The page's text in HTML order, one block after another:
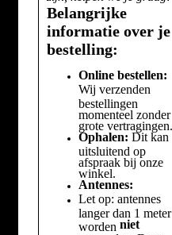
Belangrijke
informatie over je
bestelling:
Online bestellen:
Wij verzenden
bestellingen
momenteel zonder
grote vertragingen.
Ophalen: Dit kan
uitsluitend op
afspraak bij onze
winkel.
Antennes:
Let op: antennes
langer dan 1 meter
worden niet